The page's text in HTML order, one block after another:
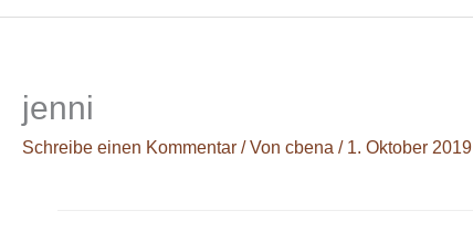
jenni
Schreibe einen Kommentar / Von cbena / 1. Oktober 2019